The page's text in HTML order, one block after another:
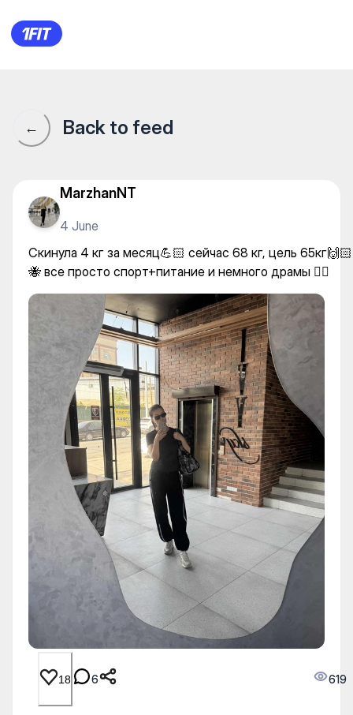
Скинула 4 кг за месяц💪🏻
← Back to feed
MarzhanNT
4 June
Скинула 4 кг за месяц💪🏻 сейчас 68 кг, цель 65кг🙌🏻
🐝 все просто спорт+питание и немного драмы 👌🏻
18 6 619